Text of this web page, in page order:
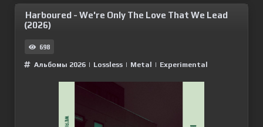
Harboured - We're Only The Love That We Lead
(2026)
698
Альбомы 2026 | Lossless | Metal | Experimental